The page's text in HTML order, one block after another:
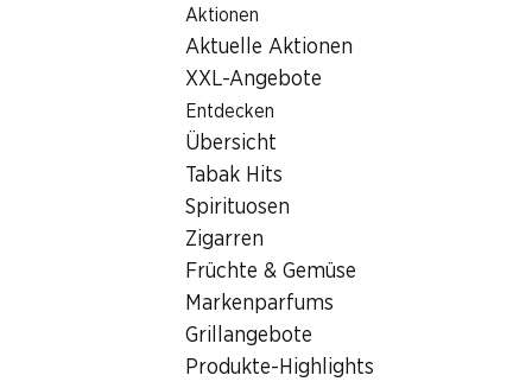
Aktionen
Aktuelle Aktionen
XXL-Angebote
Entdecken
Übersicht
Tabak Hits
Spirituosen
Zigarren
Früchte & Gemüse
Markenparfums
Grillangebote
Produkte-Highlights
Filialsuche
Denner Filiale Sonnenplatz 1, 6020 Emmenbrücke
6020 Emmenbrücke, Center
Sonnenplatz
Filliale aktuell wegen Umbauten von
04.08.2026 bis 18.08.2026 geschlossen.